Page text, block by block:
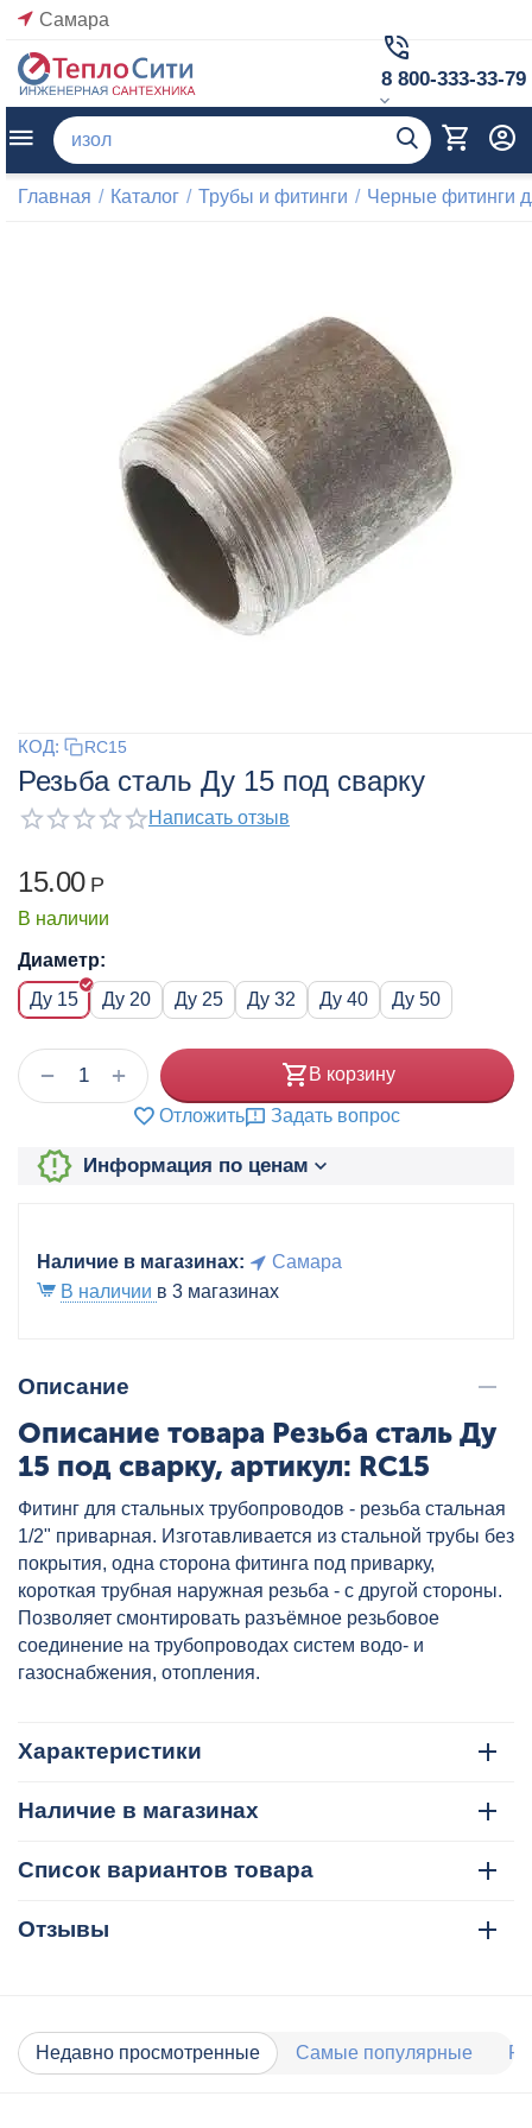
Самара
8 800-333-33-79
Главная / Каталог / Трубы и фитинги / Черные фитинги
КОД: RC15
Резьба сталь Ду 15 под сварку
Написать отзыв
15.00 Р
В наличии
Диаметр:
Ду 15
Ду 20 Ду 25 Ду 32 Ду 40 Ду 50
+
− В корзину
Отложить Задать вопрос
Информация по ценам
Наличие в магазинах:
Самара
В наличии в 3 магазинах
Описание
Описание товара Резьба сталь Ду
15 под сварку, артикул: RC15
Фитинг для стальных трубопроводов - резьба стальная
1/2" приварная. Изготавливается из стальной трубы без
покрытия, одна сторона фитинга под приварку,
короткая трубная наружная резьба - с другой стороны.
Позволяет смонтировать разъёмное резьбовое
соединение на трубопроводах систем водо- и
газоснабжения, отопления.
Характеристики
Наличие в магазинах
Список вариантов товара
Отзывы
Недавно просмотренные Самые популярные